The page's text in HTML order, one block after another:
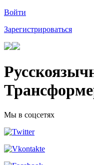
Войти
Зарегистрироваться
Мы в соцсетях